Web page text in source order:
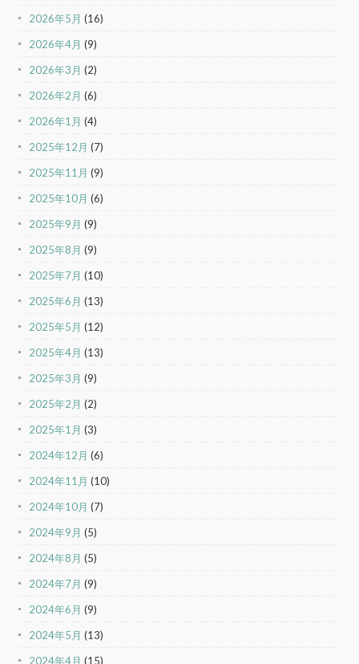
2026年5月 (16)
2026年4月 (9)
2026年3月 (2)
2026年2月 (6)
2026年1月 (4)
2025年12月 (7)
2025年11月 (9)
2025年10月 (6)
2025年9月 (9)
2025年8月 (9)
2025年7月 (10)
2025年6月 (13)
2025年5月 (12)
2025年4月 (13)
2025年3月 (9)
2025年2月 (2)
2025年1月 (3)
2024年12月 (6)
2024年11月 (10)
2024年10月 (7)
2024年9月 (5)
2024年8月 (5)
2024年7月 (9)
2024年6月 (9)
2024年5月 (13)
2024年4月 (15)